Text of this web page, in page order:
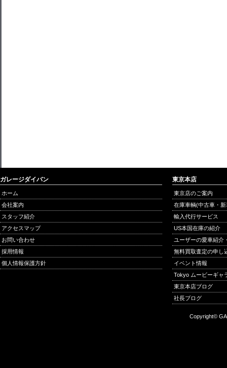
ガレージダイバン
ホーム
会社案内
スタッフ紹介
アクセスマップ
お問い合わせ
採用情報
個人情報保護方針
東京本店
東京店のご案内
在庫車輌(中古車・
輸入代行サービス
US本国在庫の紹介
ユーザーの愛車紹介
無料買取査定の申し
イベント情報
Tokyo ムービーギャ
東京本店ブログ
社長ブログ
Copyright©